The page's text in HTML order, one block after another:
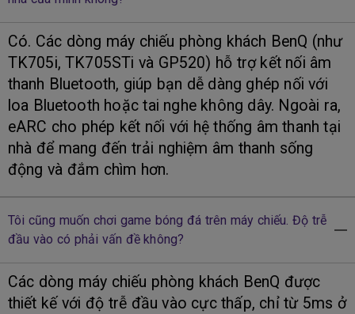
Có. Các dòng máy chiếu phòng khách BenQ (như
TK705i, TK705STi và GP520) hỗ trợ kết nối âm
thanh Bluetooth, giúp bạn dễ dàng ghép nối với
loa Bluetooth hoặc tai nghe không dây. Ngoài ra,
eARC cho phép kết nối với hệ thống âm thanh tại
nhà để mang đến trải nghiệm âm thanh sống
động và đắm chìm hơn.
Tôi cũng muốn chơi game bóng đá trên máy chiếu. Độ trễ
đầu vào có phải vấn đề không?
Các dòng máy chiếu phòng khách BenQ được
thiết kế với độ trễ đầu vào cực thấp, chỉ từ 5ms ở